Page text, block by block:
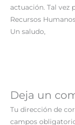
actuación. Tal vez
Recursos
Un saludo,
Deja un
Tu dirección de
campos